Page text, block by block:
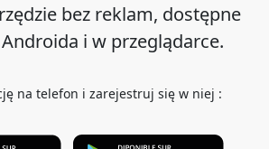
bez reklam, dostępne
i w przeglądarce.
na telefon i zarejestruj się w niej :